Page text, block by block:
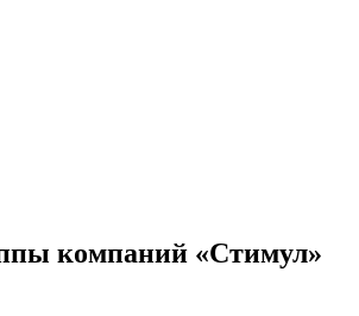
компаний «Стимул»